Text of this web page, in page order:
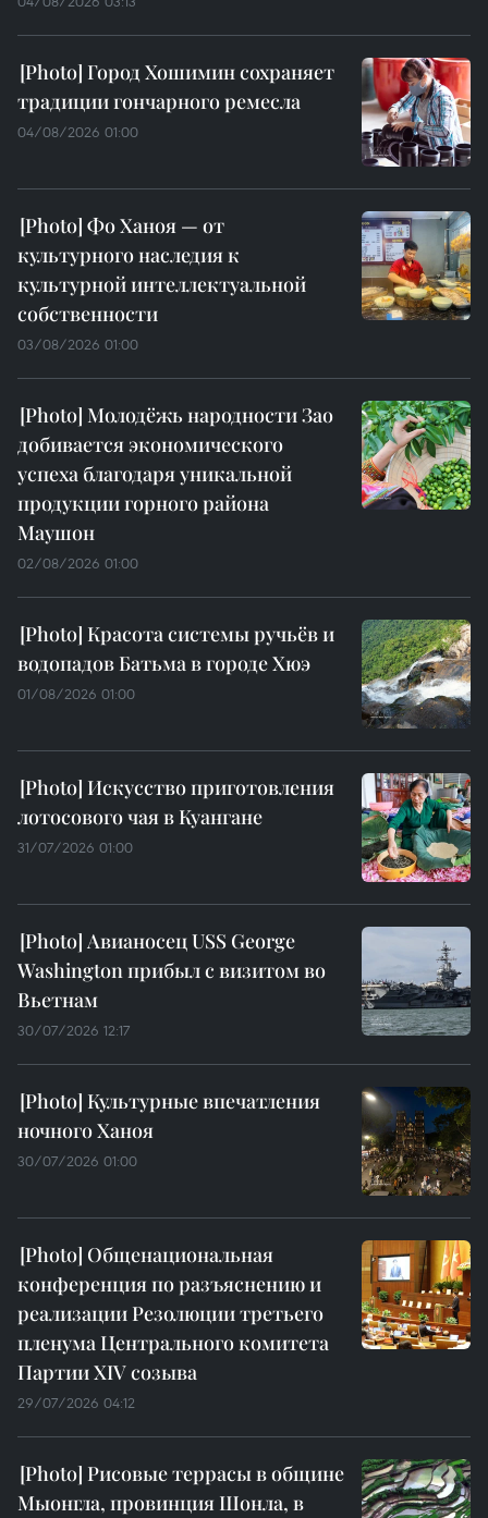
Город Хошимин сохраняет
традиции гончарного ремесла
04/08/2026 01:00
Фо Ханоя — от
культурного наследия к
культурной интеллектуальной
собственности
03/08/2026 01:00
Молодёжь народности Зао
добивается экономического
успеха благодаря уникальной
продукции горного района
Маушон
02/08/2026 01:00
Красота системы ручьёв и
водопадов Батьма в городе Хюэ
01/08/2026 01:00
Искусство приготовления
лотосового чая в Куангане
31/07/2026 01:00
Авианосец USS George
Washington прибыл с визитом во
Вьетнам
30/07/2026 12:17
Культурные впечатления
ночного Ханоя
30/07/2026 01:00
Общенациональная
конференция по разъяснению и
реализации Резолюции третьего
пленума Центрального комитета
Партии XIV созыва
29/07/2026 04:12
Рисовые террасы в общине
Мыонгла, провинция Шонла, в